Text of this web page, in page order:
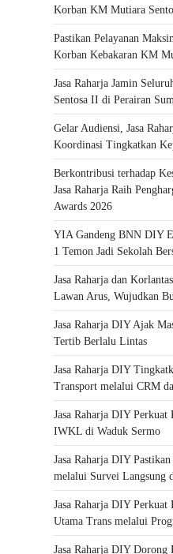
Korban KM Mutiara
Pastikan Pelayanan
Korban Kebakaran KM
Jasa Raharja Jamin
Sentosa II di Perairan
Gelar Audiensi, Jasa
Koordinasi Tingkatkan
Berkontribusi terhadap
Jasa Raharja Raih
Awards 2026
YIA Gandeng BNN DIY
1 Temon Jadi Sekolah
Jasa Raharja dan
Lawan Arus, Wujudkan
Jasa Raharja DIY Ajak
Tertib Berlalu Lintas
Jasa Raharja DIY
Transport melalui CRM
Jasa Raharja DIY Perkuat
IWKL di Waduk Sermo
Jasa Raharja DIY
melalui Survei Langsung
Jasa Raharja DIY
Utama Trans melalui
Jasa Raharja DIY